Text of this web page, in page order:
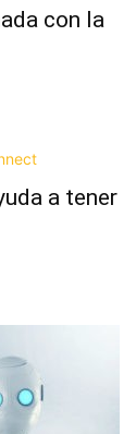
con la
a tener